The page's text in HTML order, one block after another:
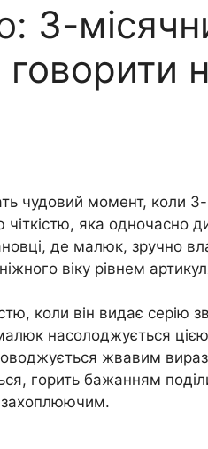
3-
чудовий момент, коли
яка одночасно
де малюк, зручно
віку рівнем
коли він видає серію
насолоджується
жвавим
горить бажанням
захоплюючим.